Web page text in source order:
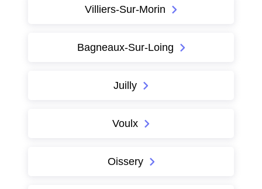
Villiers-Sur-Morin
Bagneaux-Sur-Loing
Juilly
Voulx
Oissery